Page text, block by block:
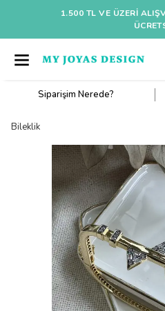
1.500 TL VE ÜZERI
Siparişim Nerede?
Bileklik